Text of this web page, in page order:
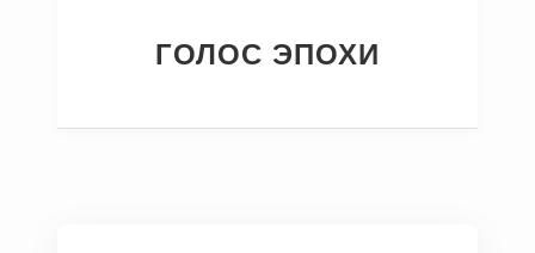
ГОЛОС ЭПОХИ